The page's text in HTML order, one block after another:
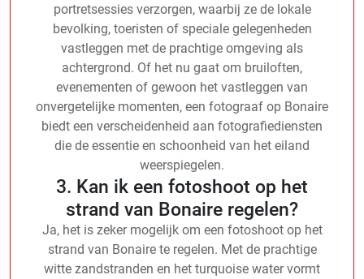
portretsessies verzorgen, waarbij ze de lokale
bevolking, toeristen of speciale gelegenheden
vastleggen met de prachtige omgeving als
achtergrond. Of het nu gaat om bruiloften,
evenementen of gewoon het vastleggen van
onvergetelijke momenten, een fotograaf op Bonaire
biedt een verscheidenheid aan fotografiediensten
die de essentie en schoonheid van het eiland
weerspiegelen.
3. Kan ik een fotoshoot op het
strand van Bonaire regelen?
Ja, het is zeker mogelijk om een fotoshoot op het
strand van Bonaire te regelen. Met de prachtige
witte zandstranden en het turquoise water vormt